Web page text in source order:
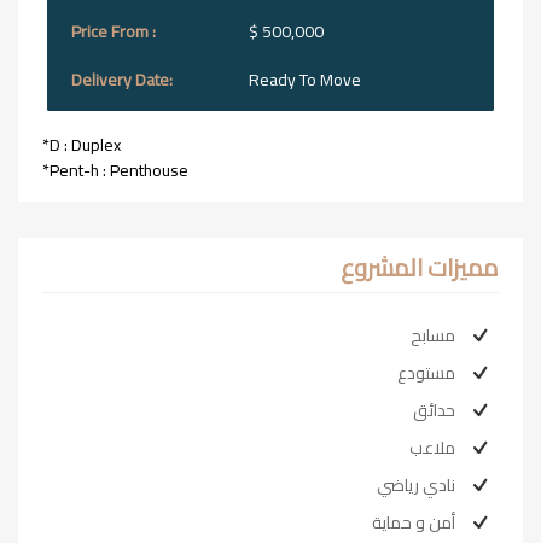
$ 500,000
Ready To Move
*D : Duplex
*Pent-h : Penthouse
مميزات المشروع
مسابح
مستودع
حدائق
ملاعب
نادي رياضي
أمن و حماية